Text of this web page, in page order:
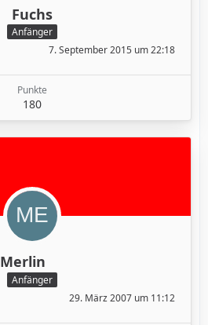
Fuchs
Anfänger
7. September 2015 um 22:18
Punkte
180
Merlin
Anfänger
29. März 2007 um 11:12